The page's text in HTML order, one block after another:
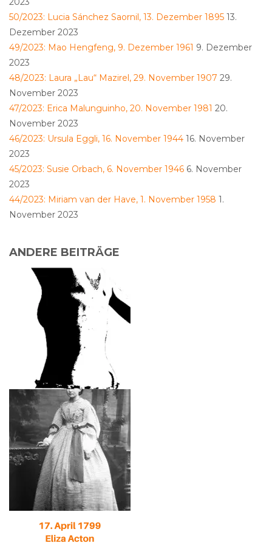
50/2023: Lucia Sánchez Saornil, 13. Dezember 1895 13.
Dezember 2023
49/2023: Mao Hengfeng, 9. Dezember 1961 9. Dezember
2023
48/2023: Laura „Lau“ Mazirel, 29. November 1907 29.
November 2023
47/2023: Erica Malunguinho, 20. November 1981 20.
November 2023
46/2023: Ursula Eggli, 16. November 1944 16. November
2023
45/2023: Susie Orbach, 6. November 1946 6. November
2023
44/2023: Miriam van der Have, 1. November 1958 1.
November 2023
ANDERE BEITRÄGE